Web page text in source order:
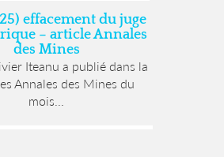
effacement du juge
– article Annales
des Mines
Iteanu a publié dans la
Annales des Mines du
mois...